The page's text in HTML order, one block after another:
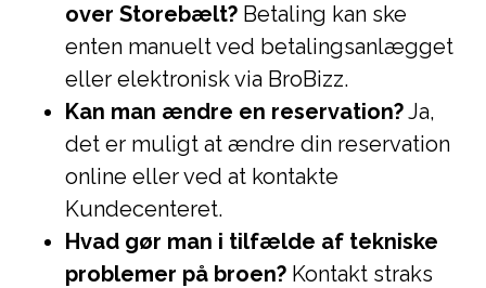
over Storebælt? Betaling kan ske
enten manuelt ved betalingsanlægget
eller elektronisk via BroBizz.
Kan man ændre en reservation?Ja,
det er muligt at ændre din reservation
online eller ved at kontakte
Kundecenteret.
Hvad gør man i tilfælde af tekniske
problemer på broen? Kontakt straks